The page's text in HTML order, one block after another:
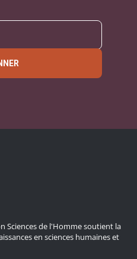
Sciences de l'Homme soutient la
en sciences humaines et